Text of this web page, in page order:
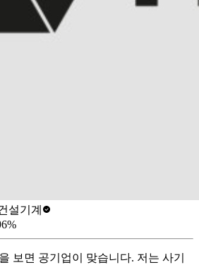
설기계
%
보면 공기업이 맞습니다. 저는 사기